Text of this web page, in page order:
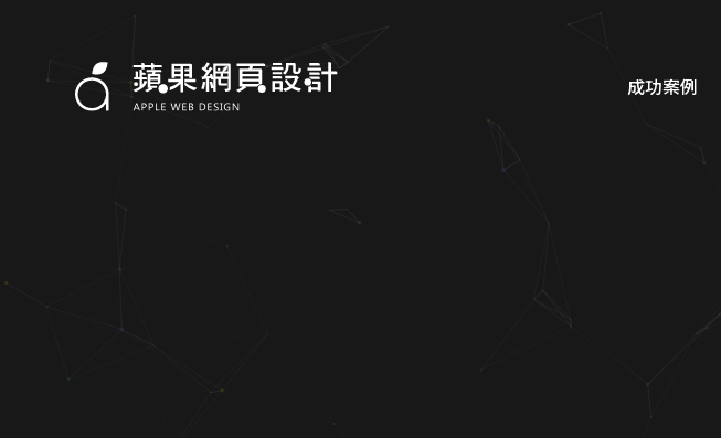
成功案例
品牌形象網站設計
醫美醫療網站設計
工業機具網站設計